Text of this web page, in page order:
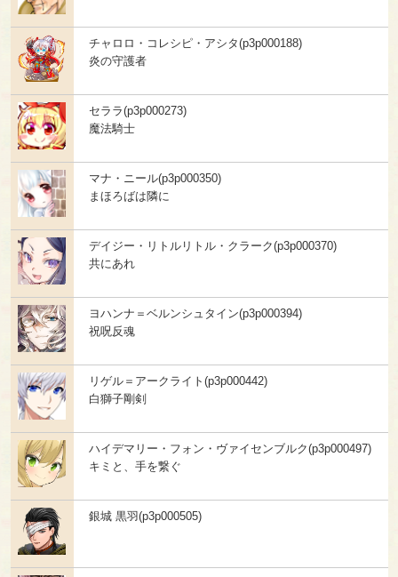
チャロロ・コレシピ・アシタ(p3p000188)
炎の守護者
セララ(p3p000273)
魔法騎士
マナ・ニール(p3p000350)
まほろばは隣に
デイジー・リトルリトル・クラーク(p3p000370)
共にあれ
ヨハンナ＝ベルンシュタイン(p3p000394)
祝呪反魂
リゲル＝アークライト(p3p000442)
白獅子剛剣
ハイデマリー・フォン・ヴァイセンブルク(p3p000497)
キミと、手を繋ぐ
銀城 黒羽(p3p000505)